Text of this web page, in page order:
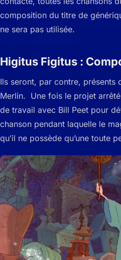
composition du titre de
ne sera pas utilisée.
Higitus Figitus :
Ils seront, par contre, présents
Merlin. Une fois le projet
de travail avec Bill Peet pour
chanson pendant laquelle le
qu’il ne possède qu’une toute